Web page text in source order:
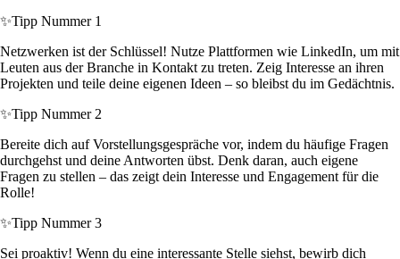
✨Tipp Nummer 1
Netzwerken ist der Schlüssel! Nutze Plattformen wie LinkedIn, um mit
Leuten aus der Branche in Kontakt zu treten. Zeig Interesse an ihren
Projekten und teile deine eigenen Ideen – so bleibst du im Gedächtnis.
✨Tipp Nummer 2
Bereite dich auf Vorstellungsgespräche vor, indem du häufige Fragen
durchgehst und deine Antworten übst. Denk daran, auch eigene
Fragen zu stellen – das zeigt dein Interesse und Engagement für die
Rolle!
✨Tipp Nummer 3
Sei proaktiv! Wenn du eine interessante Stelle siehst, bewirb dich